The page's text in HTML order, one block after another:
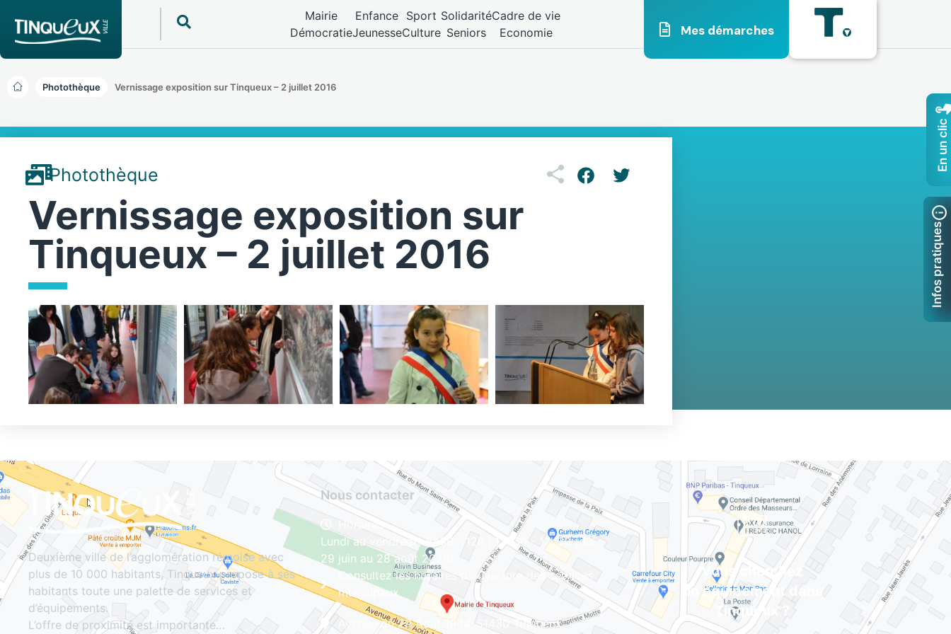
Mairie
Démocratie
Enfance
Jeunesse
Sport
Culture
Solidarité
Seniors
Cadre de vie
Economie
Mes démarches
Photothèque Vernissage exposition sur Tinqueux – 2 juillet 2016
Photothèque
Vernissage exposition sur
Tinqueux – 2 juillet 2016
Deuxième ville de l’agglomération rémoise avec
plus de 10 000 habitants, Tinqueux propose à ses
habitants toute une palette de services et
d’équipements.
L’offre de proximité est importante…
Nous contacter
Horaires
Lundi au vendredi : 8h30 - 12h | 13h30 - 17h30 (du
29 juin au 28 août 2026)
Consultez les horaires d'ouverture des services
municipaux
Avenue du 29 Août 1944, 51430 Tinqueux
Vous cherchez
un équipement dans
Tinqueux ?
En un clic
Infos pratiques